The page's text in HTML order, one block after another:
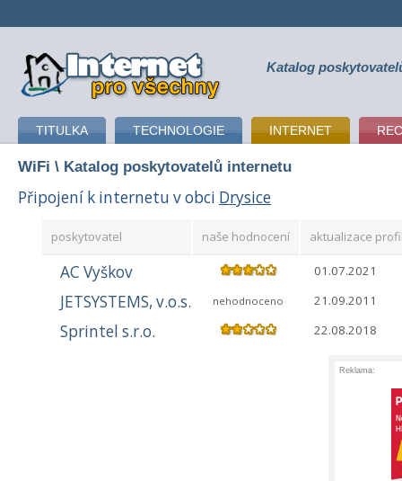
připojení k internetu Katalog
TITULKA TECHNOLOGIE INTERNET
WiFi \ Katalog poskytovatelů internetu
Připojení k internetu v obci Drysice
poskytovatel naše hodnocení aktualizace
AC Vyškov 01.07.2021
JETSYSTEMS, v.o.s. nehodnoceno 21.09.2011
Sprintel s.r.o. 22.08.2018
Reklama: